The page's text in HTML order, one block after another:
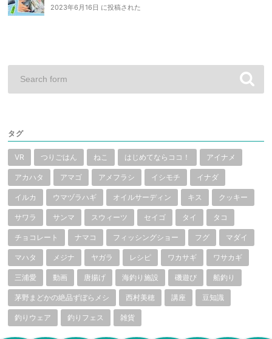
2023年6月16日 に投稿された
タグ
VR つりごはん ねこ はじめてならココ！ アイナメ
アカハタ アマゴ アメフラシ イシモチ イナダ
イルカ ウマヅラハギ オイルサーディン キス クッキー
サワラ サンマ スウィーツ セイゴ タイ タコ
チョコレート ナマコ フィッシングショー フグ マダイ
マハタ メジナ ヤガラ レシピ ワカサギ ワサカギ
三浦愛 動画 唐揚げ 海釣り施設 磯遊び 船釣り
茅野まどかの絶品ずぼらメシ 西村美穂 講座 豆知識
釣りウェア 釣りフェス 雑貨